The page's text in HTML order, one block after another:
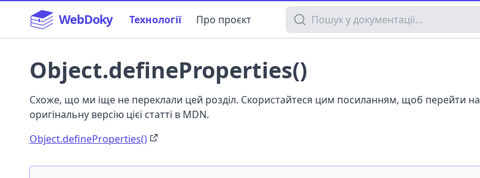
WebDoky Технології Про проєкт Пошук у документації
Object.defineProperties()
Схоже, що ми іще не переклали цей розділ. Скористайтеся цим посиланням, щоб перейти на
оригінальну версію цієї статті в MDN.
Object.defineProperties()